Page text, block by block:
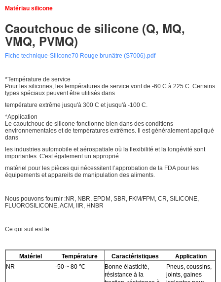
Matériau silicone
Caoutchouc de silicone (Q, MQ,
VMQ, PVMQ)
Fiche technique-Silicone70 Rouge brunâtre (S7006).pdf
*Température de service
Pour les silicones, les températures de service vont de -60 C à 225 C. Certains
types spéciaux peuvent être utilisés dans
température extrême jusqu'à 300 C et jusqu'à -100 C.
*Application
Le caoutchouc de silicone fonctionne bien dans des conditions
environnementales et de températures extrêmes. Il est généralement appliqué
dans
les industries automobile et aérospatiale où la flexibilité et la longévité sont
importantes. C'est également un approprié
matériel pour les pièces qui nécessitent l’approbation de la FDA pour les
équipements et appareils de manipulation des aliments.
Nous pouvons fournir :NR, NBR, EPDM, SBR, FKM/FPM, CR, SILICONE,
FLUOROSILICONE, ACM, IIR, HNBR
Ce qui suit est le
Matériel Température Caractéristiques
Application
NR
-50 ~ 80 ℃
Bonne élasticité,
résistance à la
Pneus, coussins,
joints, gaines